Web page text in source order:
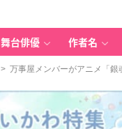
舞台俳優 作者名
> 万事屋メンバーがアニメ「銀